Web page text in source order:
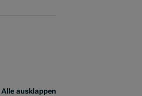
Alle ausklappen